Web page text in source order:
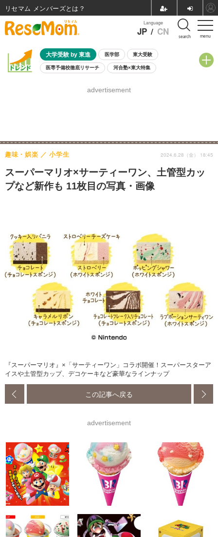
menu
Language
JP / CN search
大学受験 by 東進 医学部 東大受験
医専予備校徹底リサーチ 河合塾×東大特集
8月開催学校説明会・相談会
advertisement
スーパーマリオ×サーティーワン、土管型カッ
プなど新作も 11枚目の写真・画像
趣味・娯楽 小学生 2024.6.28（金） 18:45
『スーパーマリオ』×「サーティーワン」コラボ開催！スーパースターア
イスや土管型カップ、デコケーキなど豪華なラインナップ
この記事へ戻る
advertisement
リセマム メンバーズ